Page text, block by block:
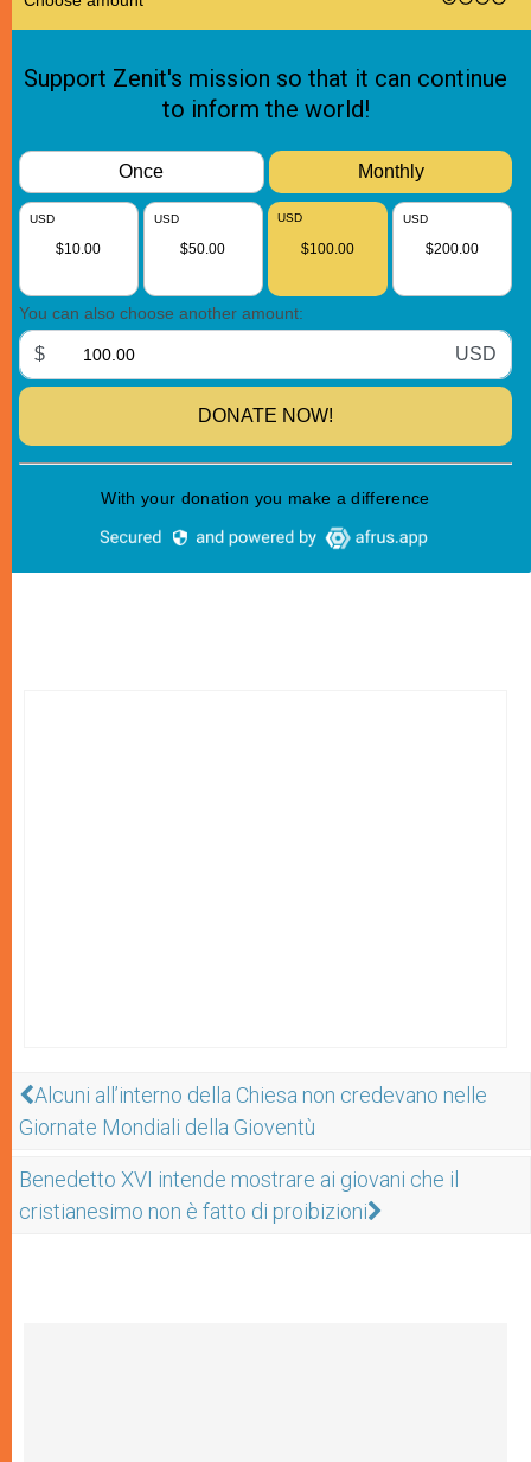
Alcuni all’interno della Chiesa non credevano nelle
Giornate Mondiali della Gioventù
Benedetto XVI intende mostrare ai giovani che il
cristianesimo non è fatto di proibizioni